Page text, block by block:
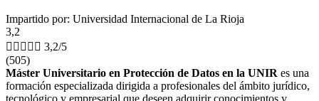
Impartido por: Universidad Internacional de La Rioja
3,2
     3,2/5
(505)
Máster Universitario en Protección de Datos en la UNIR es una
formación especializada dirigida a profesionales del ámbito jurídico,